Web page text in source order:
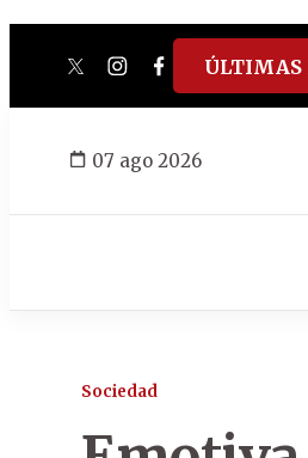
twitterinstagram
facebook
tiktok
ÚLTIMAS
07 ago 2026
Sociedad